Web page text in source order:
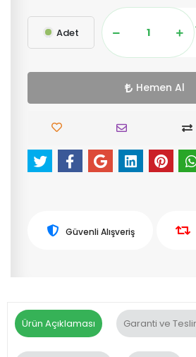
Adet
Hemen Al
Güvenli Alışveriş
Ürün Açıklaması Garanti ve